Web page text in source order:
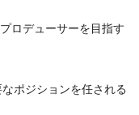
ロデューサーを目指す
ポジションを任される